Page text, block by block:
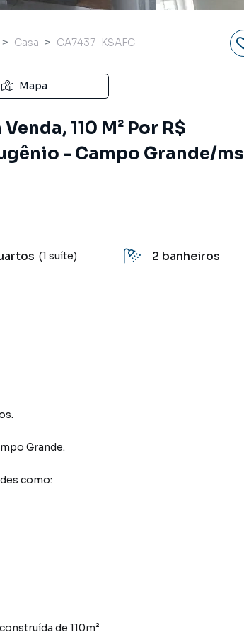
Casa CA7437_KSAFC
Mapa
110 M² Por R$
- Campo Grande/ms
(1 suíte) 2 banheiros
Grande.
como:
de 110m²